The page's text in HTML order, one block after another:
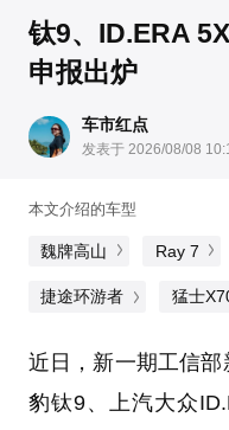
钛9、ID.ERA
申报出炉
车市红点
发表于 2026/08/08
本文介绍的车型
魏牌高山 Ray 7
捷途环游者 猛士
近日，新一期工信
豹钛9、上汽大众